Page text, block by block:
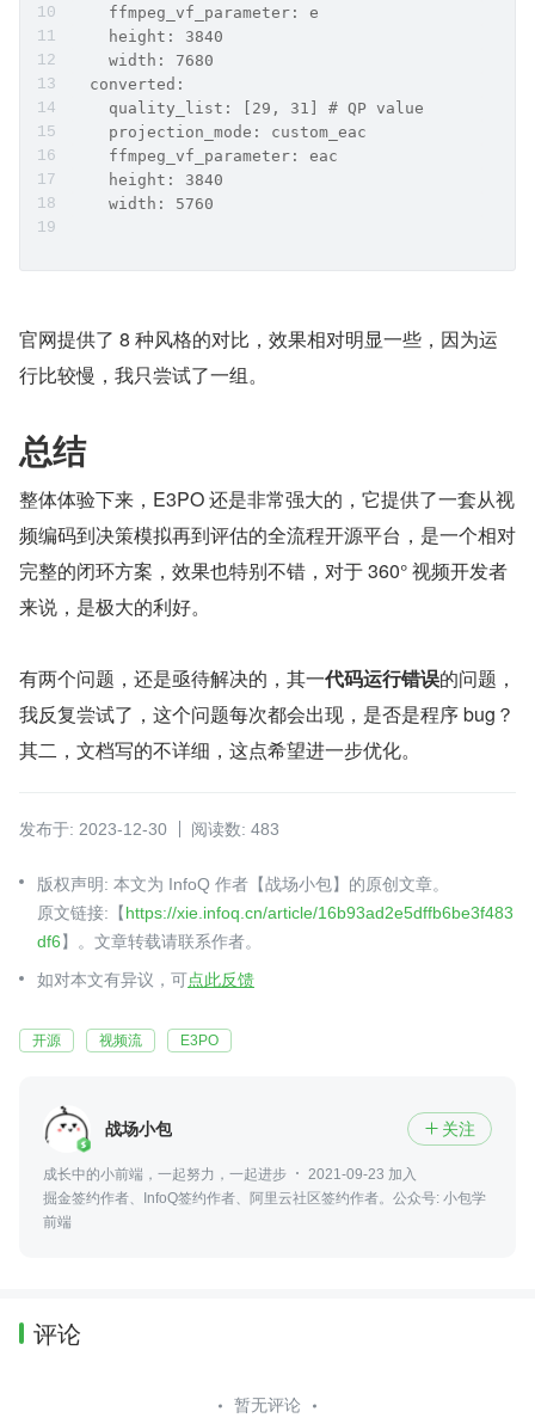
    ffmpeg_vf_parameter: e
    height: 3840
    width: 7680
  converted:
    quality_list: [29, 31] # QP value
    projection_mode: custom_eac
    ffmpeg_vf_parameter: eac
    height: 3840
    width: 5760
官网提供了 8 种风格的对比，效果相对明显一些，因为运
行比较慢，我只尝试了一组。
总结
整体体验下来，E3PO 还是非常强大的，它提供了一套从视
频编码到决策模拟再到评估的全流程开源平台，是一个相对
完整的闭环方案，效果也特别不错，对于 360° 视频开发者
来说，是极大的利好。
有两个问题，还是亟待解决的，其一代码运行错误的问题，
我反复尝试了，这个问题每次都会出现，是否是程序 bug？
其二，文档写的不详细，这点希望进一步优化。
发布于: 2023-12-30 阅读数: 483
版权声明: 本文为 InfoQ 作者【战场小包】的原创文章。
原文链接:【https://xie.infoq.cn/article/16b93ad2e5dffb6be3f483
df6】。文章转载请联系作者。
如对本文有异议，可点此反馈
开源 视频流 E3PO
战场小包  关注
成长中的小前端，一起努力，一起进步
2021-09-23 加入
掘金签约作者、InfoQ签约作者、阿里云社区签约作者。公众号: 小包学
前端
评论
暂无评论